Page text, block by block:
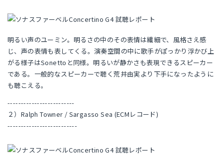
明るい声のユーミン。明るさの中のその表情は繊細で、風格さえ感
じ、声の表情も表してくる。演奏空間の中に歌手がぽっかり浮かび上
がる様子はSonettoと同様。明るいが静かさも表現できるスピーカー
である。一般的なスピーカーで聴く荒井由実より下手になったように
も聴こえる。
-------------------------
２）Ralph Towner / Sargasso Sea (ECMレコード)
--------------------------